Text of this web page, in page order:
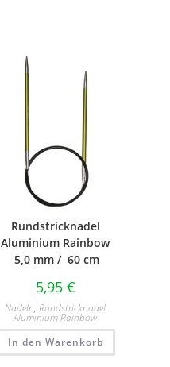
Rundstricknadel
Aluminium Rainbow
5,0 mm / 60 cm
5,95 €
Nadeln,Rundstricknadel
Aluminium Rainbow
In den Warenkorb